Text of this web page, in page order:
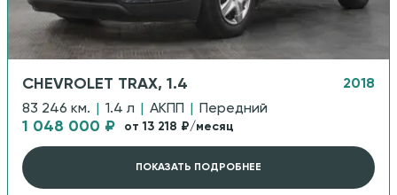
CHEVROLET TRAX, 1.4
2018
83 246 км.
1.4 л АКПП Передний
1 048 000 ₽ от 13 218 ₽/месяц
ПОКАЗАТЬ ПОДРОБНЕЕ